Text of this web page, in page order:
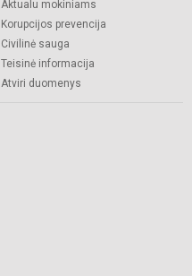
Aktualu mokiniams
Korupcijos prevencija
Civilinė sauga
Teisinė informacija
Atviri duomenys